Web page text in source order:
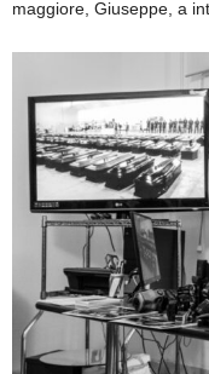
maggiore, Giuseppe, a